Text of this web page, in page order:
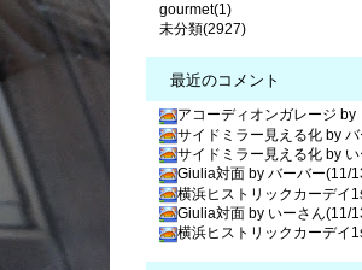
gourmet(1)
未分類(2927)
最近のコメント
アコーディオンガレージ by
サイドミラー見える化 by
サイドミラー見える化 by
Giulia対面 by バーバー(11/
横浜ヒストリックカーデイ
Giulia対面 by いーさん(11/
横浜ヒストリックカーデイ